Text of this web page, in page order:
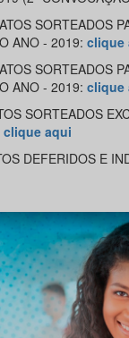
SORTEADOS
ANO - 2019: clique
SORTEADOS
ANO - 2019: clique
SORTEADOS
clique aqui
DEFERIDOS E